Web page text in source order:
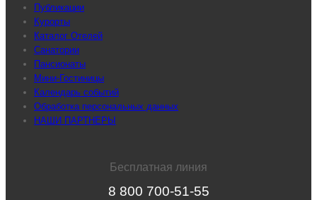
Публикации
Курорты
Каталог Отелей
Санатории
Пансионаты
Мини-Гостиницы
Календарь событий
Обработка персональных данных
НАШИ ПАРТНЕРЫ
Бесплатная линия
8 800 700-51-55